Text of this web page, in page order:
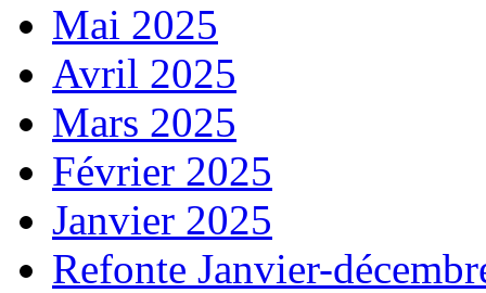
Mai 2025
Avril 2025
Mars 2025
Février 2025
Janvier 2025
Refonte Janvier-